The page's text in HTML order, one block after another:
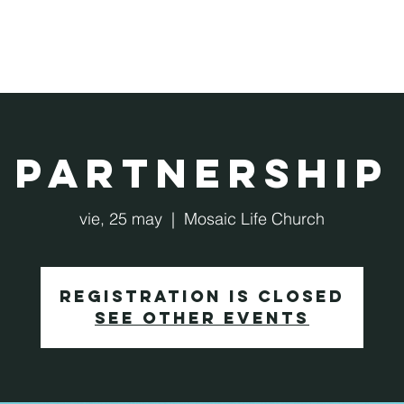
Partnership
vie, 25 may
  |
Mosaic Life Church
Registration is Closed
See other events